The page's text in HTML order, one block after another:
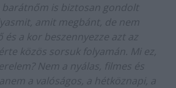
barátnőm is biztosan gondolt
amit megbánt, de nem
és a kor beszennyezze azt az
közös sorsuk folyamán. Mi ez,
Nem a nyálas, filmes és
a valóságos, a hétköznapi, a